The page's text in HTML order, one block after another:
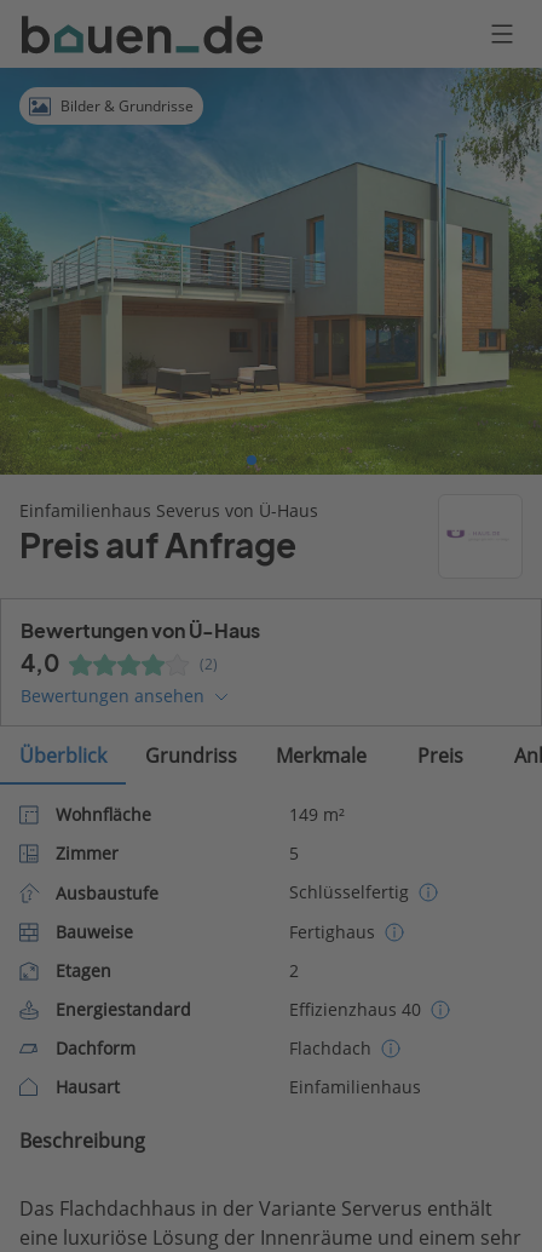
Bauen
Logo
AnmeldenBilder & Grundrisse
Einfamilienhaus Severus von Ü-Haus
Preis auf Anfrage
Bewertungen von Ü-Haus
4,0 (2)
Bewertungen ansehen
Überblick Grundriss Merkmale Preis
Wohnfläche
149 m²
Zimmer
5
Ausbaustufe
Schlüsselfertig
Bauweise
Fertighaus
Etagen
2
Energiestandard
Effizienzhaus 40
Dachform
Flachdach
Hausart
Einfamilienhaus
Beschreibung
Das Flachdachhaus in der Variante Serverus enthält
eine luxuriöse Lösung der Innenräume und einem sehr